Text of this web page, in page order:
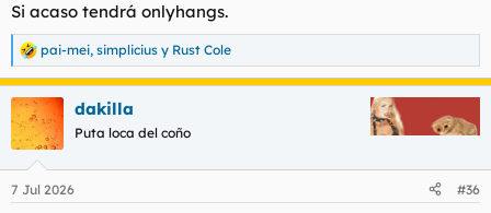
Si acaso tendrá onlyhangs.
R
e
a
c
c
i
e
pai-mei, simplicius y Rust Cole
dakilla
Puta loca del coño
7 Jul 2026 #36